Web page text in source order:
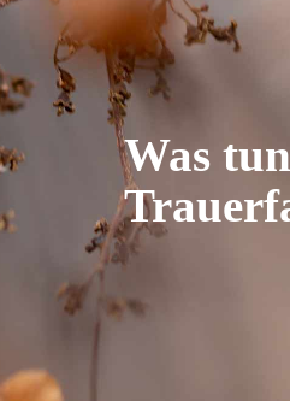
Was